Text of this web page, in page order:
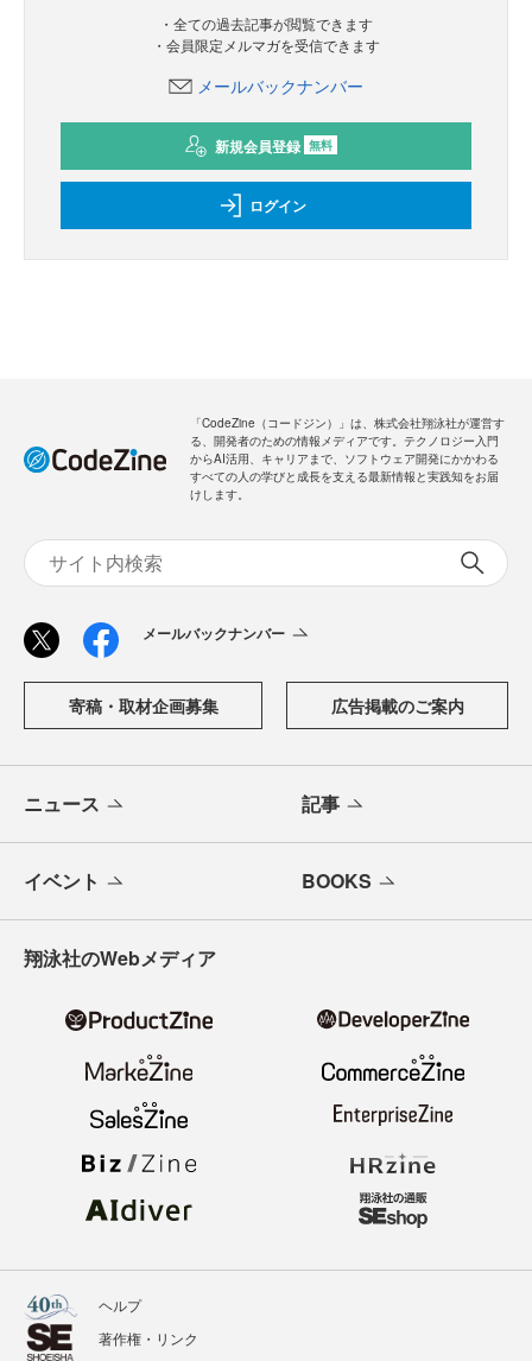
・全ての過去記事が閲覧できます
・会員限定メルマガを受信できます
メールバックナンバー
新規会員登録 無料
ログイン
「CodeZine（コードジン）」は、株式会社翔泳社が運営す
る、開発者のための情報メディアです。テクノロジー入門
からAI活用、キャリアまで、ソフトウェア開発にかかわる
すべての人の学びと成長を支える最新情報と実践知をお届
けします。
メールバックナンバー
寄稿・取材企画募集 広告掲載のご案内
ニュース 記事
イベント BOOKS
翔泳社のWebメディア
ヘルプ
著作権・リンク